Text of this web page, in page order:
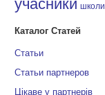
учасники школи
Каталог Статей
Статьи
Статьи партнеров
Цікаве у партнерів